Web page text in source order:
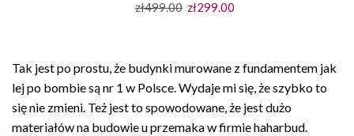
zł499.00 Pierwotna
zł499.00.
zł299.00
zł299.00.
Tak jest po prostu, że budynki murowane z fundamentem jak
lej po bombie są nr 1 w Polsce. Wydaje mi się, że szybko to
się nie zmieni. Też jest to spowodowane, że jest dużo
materiałów na budowie u przemaka w firmie haharbud.